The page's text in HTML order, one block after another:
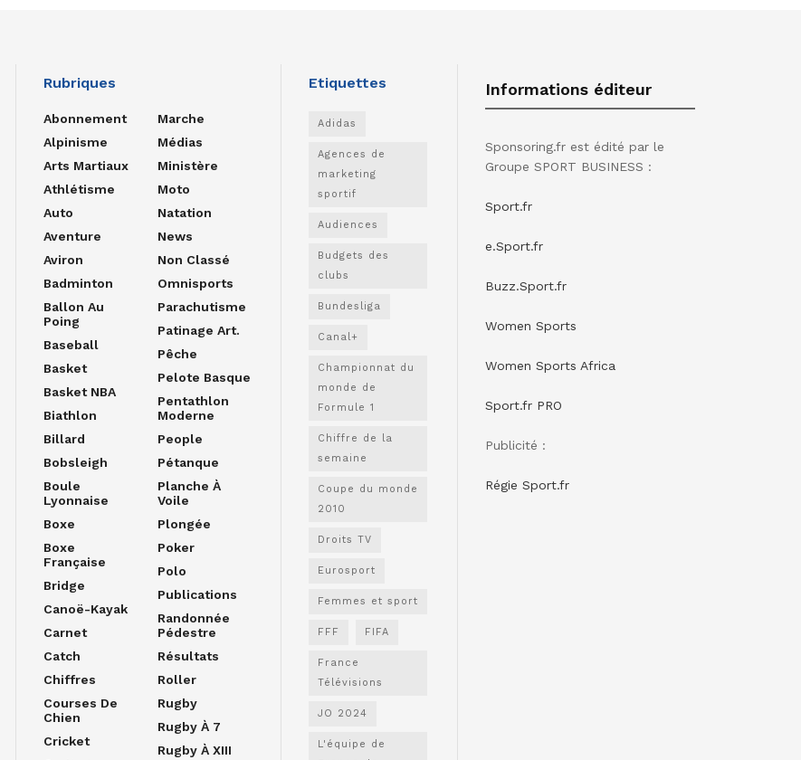
Rubriques
Abonnement
Alpinisme
Arts Martiaux
Athlétisme
Auto
Aventure
Aviron
Badminton
Ballon Au
Poing
Baseball
Basket
Basket NBA
Biathlon
Billard
Bobsleigh
Boule
Lyonnaise
Boxe
Boxe
Française
Bridge
Canoë-Kayak
Carnet
Catch
Chiffres
Courses De
Chien
Cricket
Marche
Médias
Ministère
Moto
Natation
News
Non Classé
Omnisports
Parachutisme
Patinage Art.
Pêche
Pelote Basque
Pentathlon
Moderne
People
Pétanque
Planche À
Voile
Plongée
Poker
Polo
Publications
Randonnée
Pédestre
Résultats
Roller
Rugby
Rugby À 7
Rugby À XIII
Etiquettes
Adidas
Agences de
marketing
sportif
Audiences
Budgets des
clubs
Bundesliga
Canal+
Championnat du
monde de
Formule 1
Chiffre de la
semaine
Coupe du monde
2010
Droits TV
Eurosport
Femmes et sport
FFF FIFA
France
Télévisions
JO 2024
L'équipe de
Informations éditeur
Sponsoring.fr est édité par le
Groupe SPORT BUSINESS :
Sport.fr
e.Sport.fr
Buzz.Sport.fr
Women Sports
Women Sports Africa
Sport.fr PRO
Publicité :
Régie Sport.fr